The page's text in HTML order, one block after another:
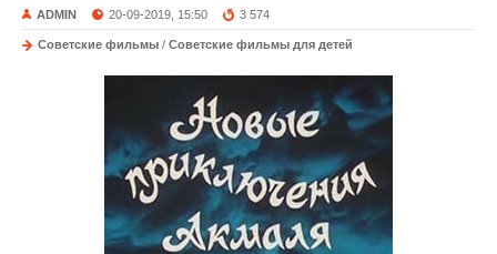
ADMIN 20-09-2019, 15:50 3 574
Советские фильмы / Советские фильмы для детей